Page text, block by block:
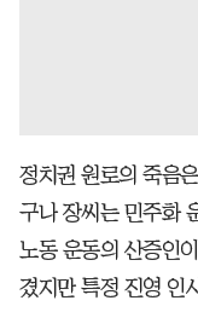
정치권 원로의 죽음
구나 장씨는 민주화
노동 운동의 산증인
겼지만 특정 진영 인